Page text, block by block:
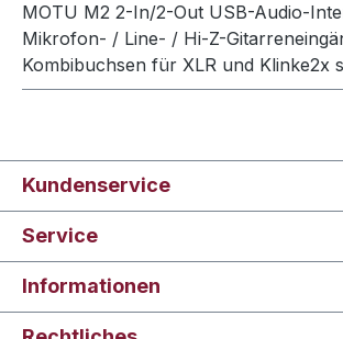
MOTU M2 2-In/2-Out USB-Audio-
Mikrofon- / Line- / Hi-Z-
Kombibuchsen für XLR und Klinke2x
Kundenservice
Service
Informationen